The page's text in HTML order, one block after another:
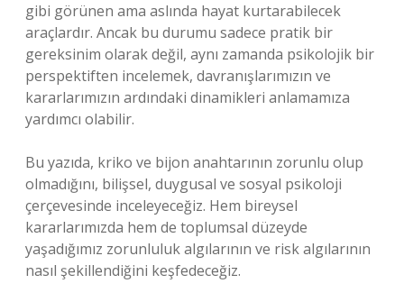
gibi görünen ama aslında hayat kurtarabilecek
araçlardır. Ancak bu durumu sadece pratik bir
gereksinim olarak değil, aynı zamanda psikolojik bir
perspektiften incelemek, davranışlarımızın ve
kararlarımızın ardındaki dinamikleri anlamamıza
yardımcı olabilir.
Bu yazıda, kriko ve bijon anahtarının zorunlu olup
olmadığını, bilişsel, duygusal ve sosyal psikoloji
çerçevesinde inceleyeceğiz. Hem bireysel
kararlarımızda hem de toplumsal düzeyde
yaşadığımız zorunluluk algılarının ve risk algılarının
nasıl şekillendiğini keşfedeceğiz.